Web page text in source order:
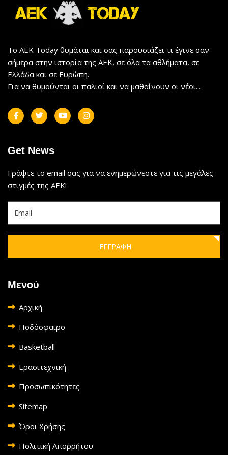
Το AEK Today θυμάται και σας παρουσιάζει τι έγινε σαν
σήμερα στην ιστορία της ΑΕΚ, σε όλα τα αθλήματα, σε
Ελλάδα και σε Ευρώπη.
Για να θυμούνται οι παλιοί και να μαθαίνουν οι νέοι...
Get News
Γράψτε το email σας για να ενημερώνεστε για τις μεγάλες
στιγμές της ΑΕΚ!
ΕΓΓΡΑΦΗ
Μενού
Αρχική
Ποδόσφαιρο
Basketball
Ερασιτεχνική
Προσωπικότητες
Sitemap
Όροι Χρήσης
Πολιτική Απορρήτου